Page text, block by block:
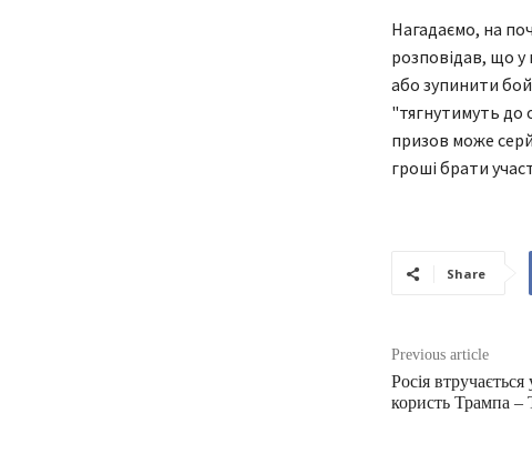
Нагадаємо, на
розповідав, що у
або зупинити
"тягнутимуть
призов може
гроші брати
Share
Previous article
Росія
користь Трампа –